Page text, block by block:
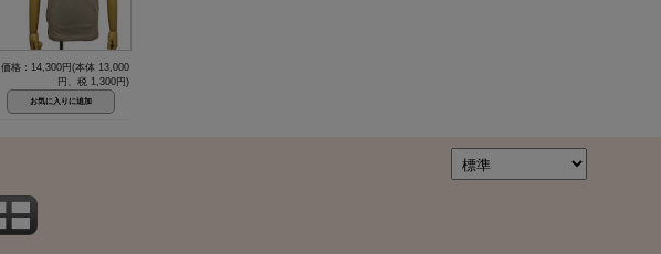
価格：14,300円(本体 13,000
円、税 1,300円)